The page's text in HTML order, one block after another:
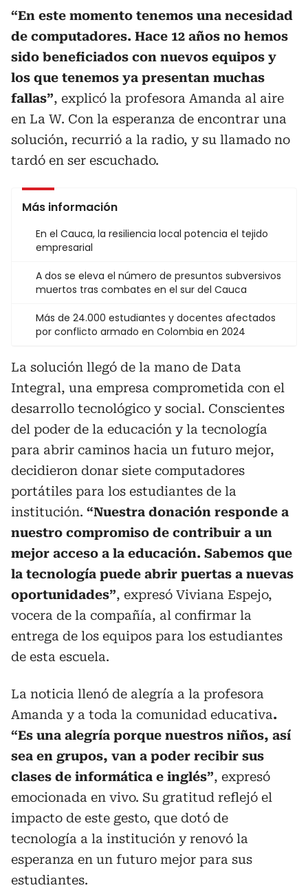
“En este momento tenemos una necesidad
de computadores. Hace 12 años no hemos
sido beneficiados con nuevos equipos y
los que tenemos ya presentan muchas
fallas”, explicó la profesora Amanda al aire
en La W. Con la esperanza de encontrar una
solución, recurrió a la radio, y su llamado no
tardó en ser escuchado.
Más información
En el Cauca, la resiliencia local potencia el tejido
empresarial
A dos se eleva el número de presuntos subversivos
muertos tras combates en el sur del Cauca
Más de 24.000 estudiantes y docentes afectados
por conflicto armado en Colombia en 2024
La solución llegó de la mano de Data
Integral, una empresa comprometida con el
desarrollo tecnológico y social. Conscientes
del poder de la educación y la tecnología
para abrir caminos hacia un futuro mejor,
decidieron donar siete computadores
portátiles para los estudiantes de la
institución. “Nuestra donación responde a
nuestro compromiso de contribuir a un
mejor acceso a la educación. Sabemos que
la tecnología puede abrir puertas a nuevas
oportunidades”, expresó Viviana Espejo,
vocera de la compañía, al confirmar la
entrega de los equipos para los estudiantes
de esta escuela.
La noticia llenó de alegría a la profesora
Amanda y a toda la comunidad educativa.
“Es una alegría porque nuestros niños, así
sea en grupos, van a poder recibir sus
clases de informática e inglés”, expresó
emocionada en vivo. Su gratitud reflejó el
impacto de este gesto, que dotó de
tecnología a la institución y renovó la
esperanza en un futuro mejor para sus
estudiantes.